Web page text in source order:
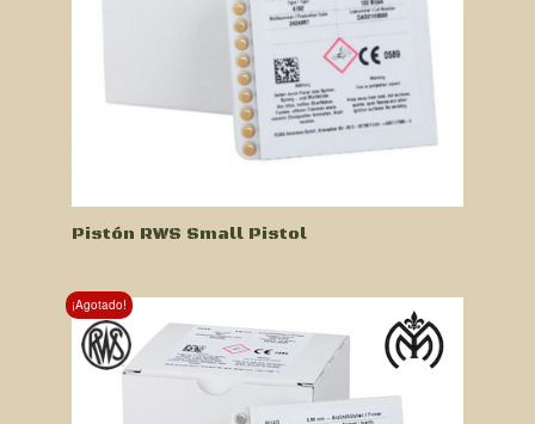
Pistón RWS Small Pistol
¡Agotado!